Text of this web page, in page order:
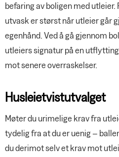
befaring av boligen med utleier.
utvask er størst når utleier går
egenhånd. Ved å gå gjennom
utleiers signatur på en
mot senere overraskelser.
Husleietvistutvalget
Møter du urimelige krav fra
tydelig fra at du er uenig –
du derimot selv et krav mot